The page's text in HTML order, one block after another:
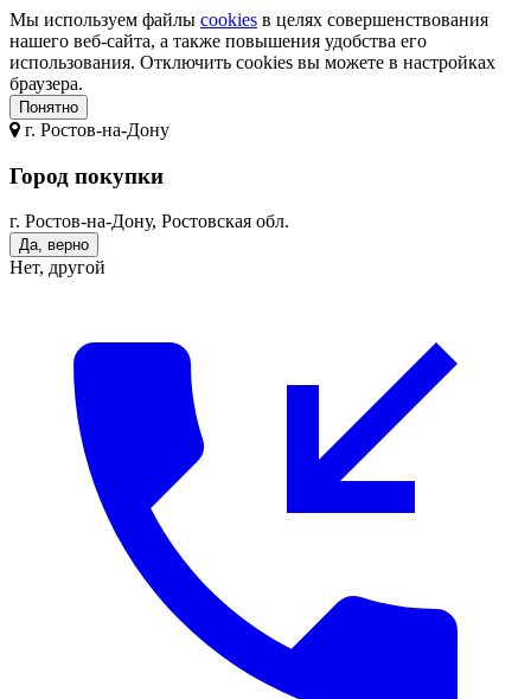
Мы используем файлы cookies в целях совершенствования
нашего веб-сайта, а также повышения удобства его
использования. Отключить cookies вы можете в настройках
браузера.
Понятно
г. Ростов-на-Дону
Город покупки
г. Ростов-на-Дону, Ростовская обл.
Да, верно
Нет, другой